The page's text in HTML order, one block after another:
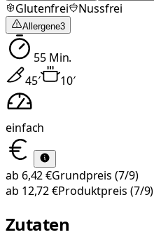
Glutenfrei Nussfrei
Allergene3
55Min.
45′ 10′
einfach
ab 6,42 €Grundpreis (7/9)
ab 12,72 €Produktpreis (7/9)
Zutaten